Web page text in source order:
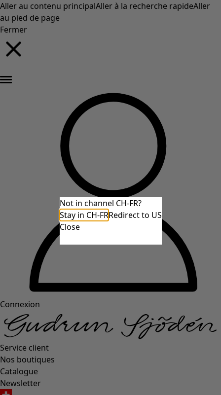
Aller au contenu principalAller à la recherche rapideAller
au pied de page
Fermer
Connexion
Service client
Nos boutiques
Catalogue
Newsletter
Not in channel CH-FR?
Stay in CH-FRRedirect to US
Close